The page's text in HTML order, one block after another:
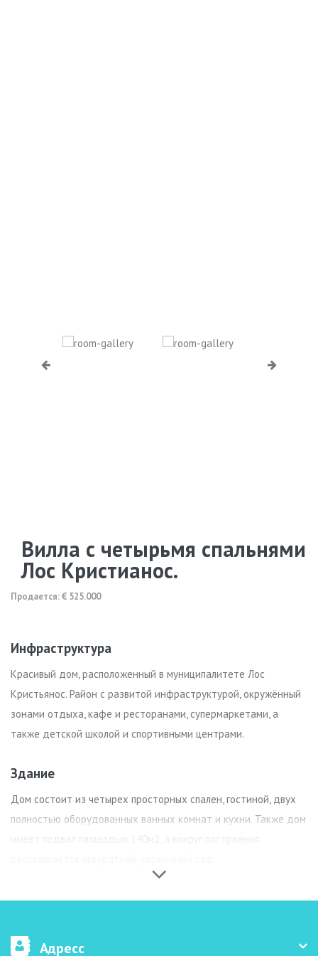
Вилла с четырьмя спальнями
Лос Кристианос.
Продается: € 525.000
Инфраструктура
Красивый дом, расположенный в муниципалитете Лос
Кристьянос. Район с развитой инфраструктурой, окружённый
зонами отдыха, кафе и ресторанами, супермаркетами, а
также детской школой и спортивными центрами.
Здание
Дом состоит из четырех просторных спален, гостиной, двух
полностью оборудованных ванных комнат и кухни. Также дом
имеет подвал площадью 140м2, а вокруг построения
Адресс